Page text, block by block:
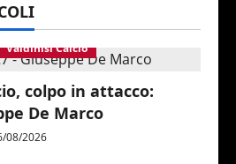
Valdinisi Calcio
colpo in attacco:
De Marco
08/2026